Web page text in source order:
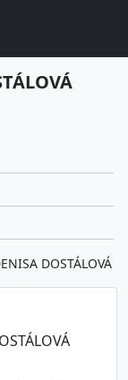
DOSTÁLOVÁ